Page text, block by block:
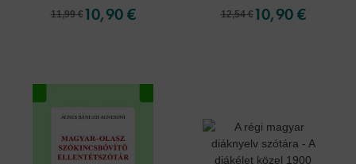
11,99 € 10,90 € 12,54 € 10,90 €